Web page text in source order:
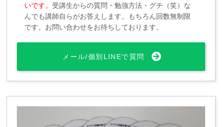
いです。受講生からの質問・勉強方法・グチ（笑）な
んでも講師自らがお答えします。もちろん回数無制限
です。お問い合わせをお待ちしております。
メール/個別LINEで質問